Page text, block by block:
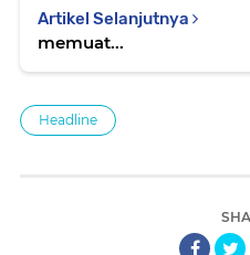
Artikel Selanjutnya
memuat...
Headline